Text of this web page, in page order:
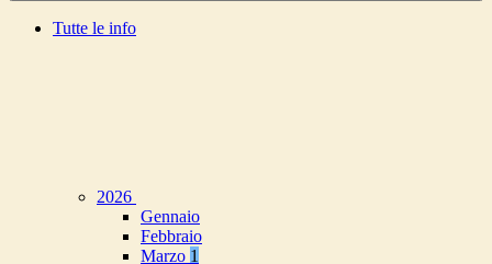
Tutte le info
2026
Gennaio
Febbraio
Marzo 1